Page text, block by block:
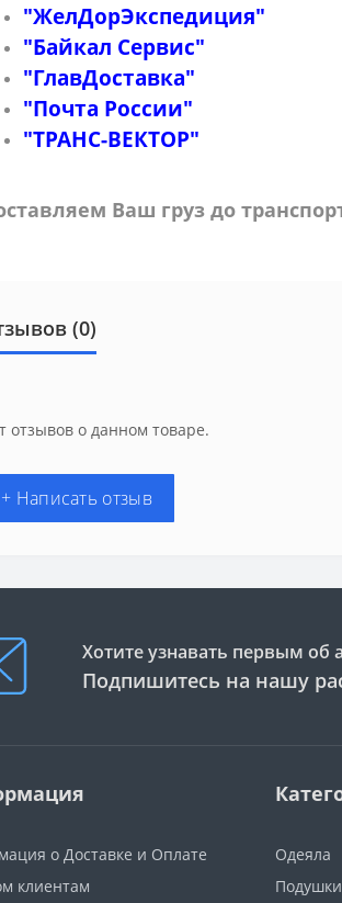
"ЖелДорЭкспедиция"
"Байкал Сервис"
"ГлавДоставка"
"Почта России"
"ТРАНС-ВЕКТОР"
Ваш груз до
(0)
отзывов о данном товаре.
+ Написать отзыв
Хотите узнавать первым об
Подпишитесь на нашу
о Доставке и Оплате
клиентам
Одеяла
Подушки